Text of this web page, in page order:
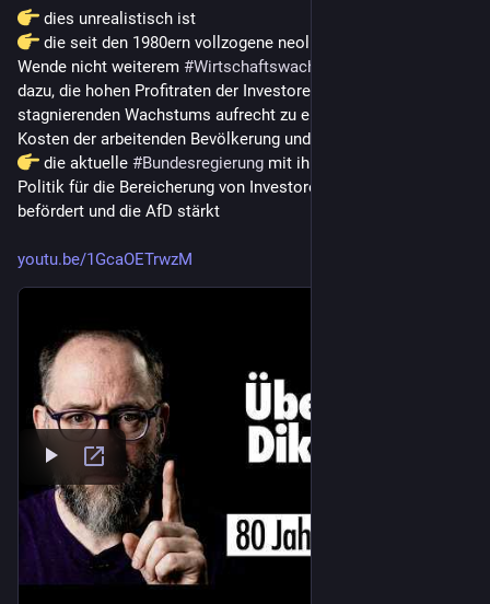
dies unrealistisch ist
die seit den 1980ern vollzogene neoliberale politische
Wende nicht weiterem #Wirtschaftswachstum
dazu, die hohen Profitraten der Investoren trotz des
stagnierenden Wachstums aufrecht zu erhalten – und zwar auf
Kosten der arbeitenden Bevölkerung und des Sozialstaats
die aktuelle #Bundesregierung mit ihrer Fortsetzung dieser
Politik für die Bereicherung von Investoren autoritäre Politik
befördert und die AfD stärkt
youtu.be/1GcaOETrwzM